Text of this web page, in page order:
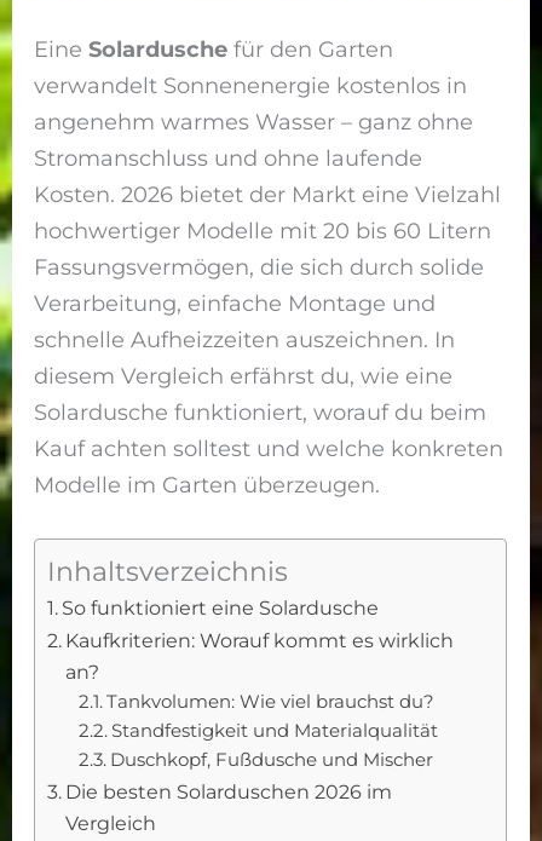
EineSolardusche für den Garten
verwandelt Sonnenenergie kostenlos in
angenehm warmes Wasser – ganz ohne
Stromanschluss und ohne laufende
Kosten. 2026 bietet der Markt eine Vielzahl
hochwertiger Modelle mit 20 bis 60 Litern
Fassungsvermögen, die sich durch solide
Verarbeitung, einfache Montage und
schnelle Aufheizzeiten auszeichnen. In
diesem Vergleich erfährst du, wie eine
Solardusche funktioniert, worauf du beim
Kauf achten solltest und welche konkreten
Modelle im Garten überzeugen.
Inhaltsverzeichnis
So funktioniert eine Solardusche
Kaufkriterien: Worauf kommt es wirklich
an?
Tankvolumen: Wie viel brauchst du?
Standfestigkeit und Materialqualität
Duschkopf, Fußdusche und Mischer
Die besten Solarduschen 2026 im
Vergleich